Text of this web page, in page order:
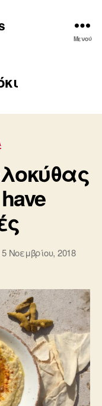
Μενού
5 Νοεμβρίου, 2018